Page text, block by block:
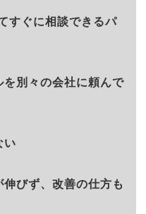
すぐに相談できるパ
別々の会社に頼んで
い
びず、改善の仕方も